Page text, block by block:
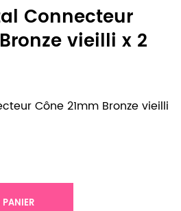
Connecteur
vieilli x 2
Cône 21mm Bronze vieilli